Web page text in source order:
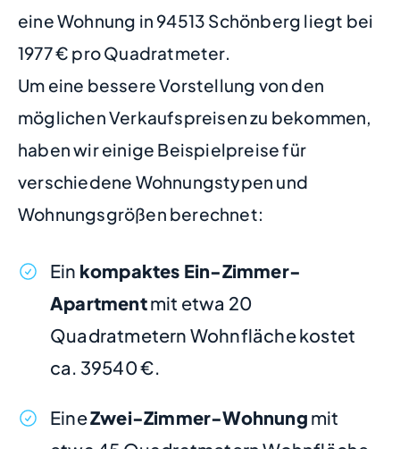
eine Wohnung in 94513 Schönberg liegt bei
1977 € pro Quadratmeter.
Um eine bessere Vorstellung von den
möglichen Verkaufspreisen zu bekommen,
haben wir einige Beispielpreise für
verschiedene Wohnungstypen und
Wohnungsgrößen berechnet:
Ein kompaktes Ein-Zimmer-
Apartmentmit etwa 20
Quadratmetern Wohnfläche kostet
ca. 39540 €.
EineZwei-Zimmer-Wohnung mit